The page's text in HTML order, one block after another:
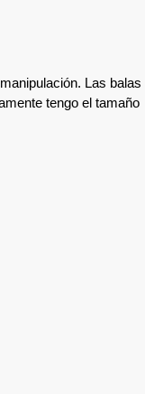
Las balas
tengo el tamaño